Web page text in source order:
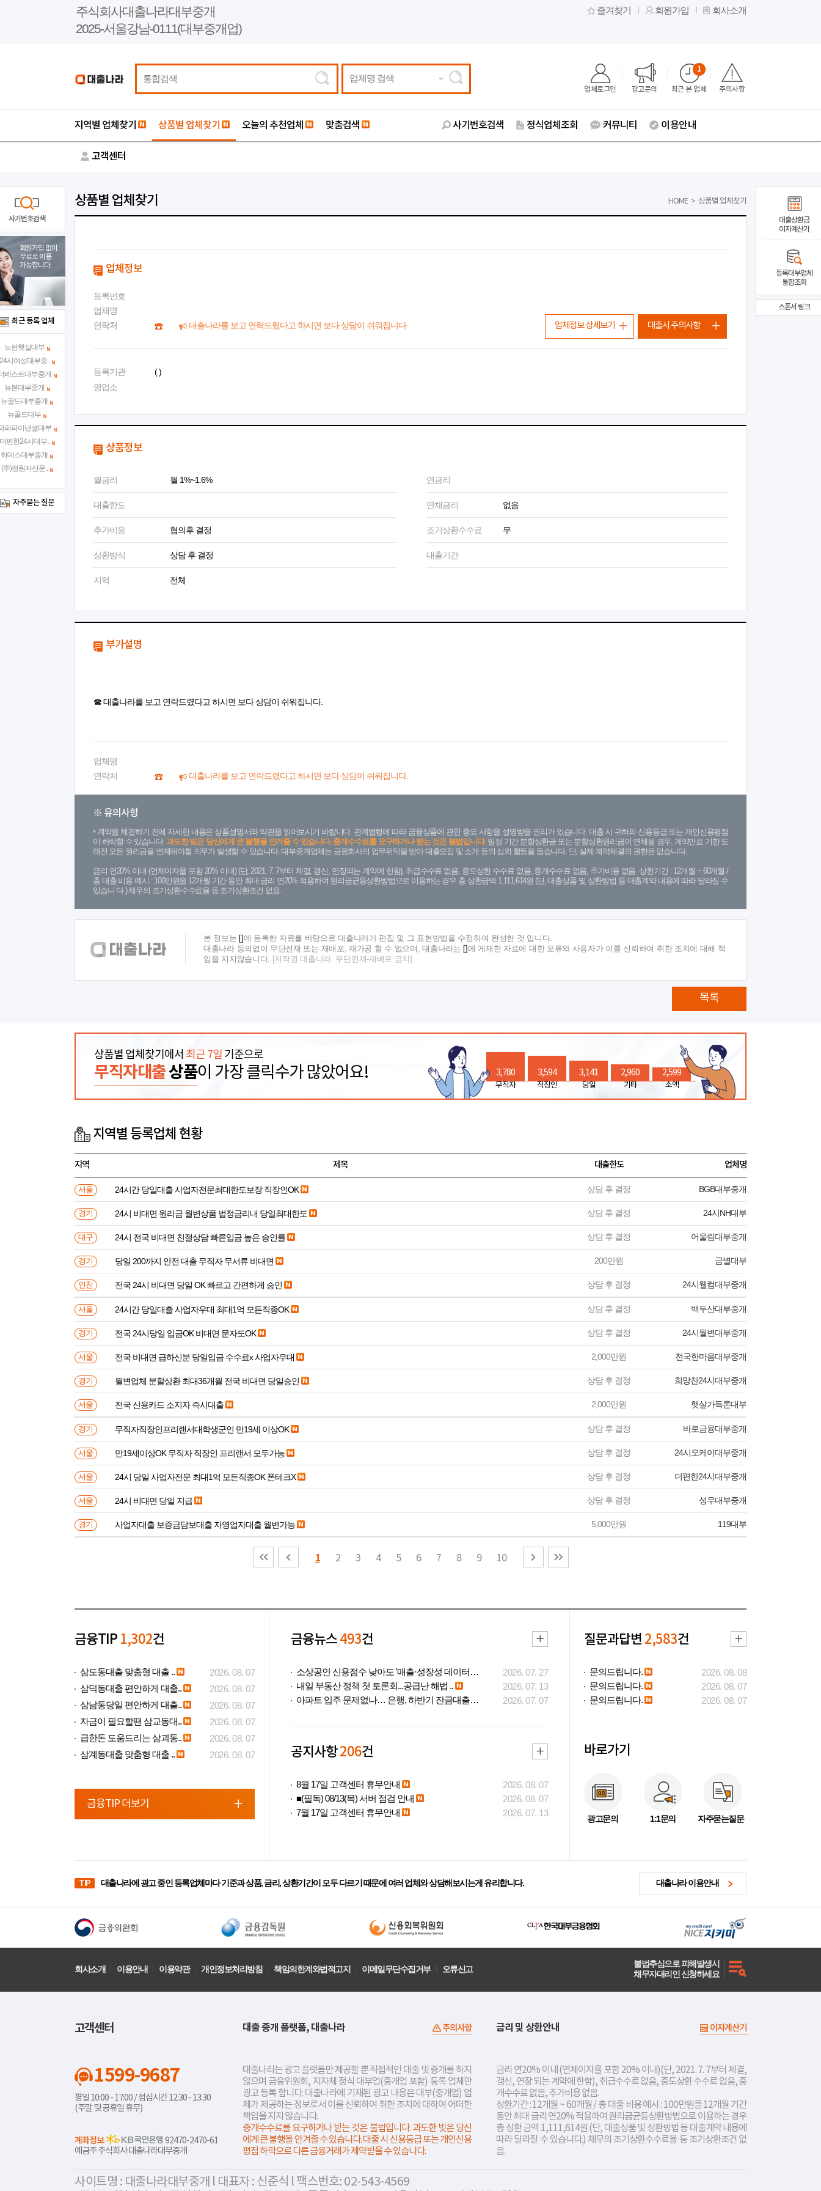
주식회사대출나라대부중개
2025-서울강남-0111(대부중개업)
즐겨찾기 회원가입 회사소개
업체명 검색
업체로그인 광고문의 최근 본 업체
1
주의사항
지역별 업체찾기 상품별 업체찾기 오늘의 추천업체 맞춤검색 사기번호검색 정식업체조회 커뮤니티 이용안내
고객센터
상품별 업체찾기 HOME > 상품별 업체찾기
업체정보
등록번호
업체명
연락처
대출나라를 보고 연락드렸다고 하시면 보다 상담이 쉬워집니다.
등록기관
( )
영업소
업체정보 상세보기 대출시 주의사항
상품정보
월금리 월 1%~1.6% 연금리
대출한도 연체금리 없음
추가비용 협의후 결정 조기상환수수료 무
상환방식 상담 후 결정 대출기간
지역 전체
부가설명
☎ 대출나라를 보고 연락드렸다고 하시면 보다 상담이 쉬워집니다.
업체명
연락처
대출나라를 보고 연락드렸다고 하시면 보다 상담이 쉬워집니다.
※ 유의사항
계약을 체결하기 전에 자세한 내용은 상품설명서와 약관을 읽어보시기 바랍니다. 관계법령에 따라 금융상품에 관한 중요 사항을 설명받을 권리가 있습니다. 대출 시 귀하의 신용등급 또는 개인신용평점
이 하락할 수 있습니다.과도한 빚은 당신에게 큰 불행을 안겨줄 수 있습니다. 중개수수료를 요구하거나 받는 것은 불법입니다.일정 기간 분할상환금 또는 분할상환원리금이 연체될 경우, 계약만료 기한 도
래전 모든 원리금을 변제해야할 의무가 발생할 수 있습니다. 대부중개업체는 금융회사의 업무위탁을 받아 대출모집 및 소개 등의 섭외 활동을 돕습니다. 단, 실제 계약체결의 권한은 없습니다.
금리 연20% 이내 (연체이자율 포함 20% 이내) (단, 2021. 7. 7부터 체결, 갱신, 연장되는 계약에 한함), 취급수수료 없음, 중도상환 수수료 없음, 중개수수료 없음, 추가비용 없음. 상환기간 : 12개월 ~ 60개월 /
총 대출 비용 예시 : 100만원을 12개월 기간 동안 최대 금리 연20% 적용하여 원리금균등상환방법으로 이용하는 경우 총 상환금액 1,111,614원 (단, 대출상품 및 상환방법 등 대출계약 내용에 따라 달라질 수
있습니 다.) 채무의 조기상환수수료율 등 조기상환조건 없음.
본 정보는
에 등록한 자료를 바탕으로 대출나라가 편집 및 그 표현방법을 수정하여 완성한 것 입니다.
대출나라 동의없이 무단전재 또는 재배포, 재가공 할 수 없으며, 대출나라는
에 게재한 자료에 대한 오류와 사용자가 이를 신뢰하여 취한 조치에 대해 책
임을 지지않습니다.
[저작권 대출나라. 무단전재-재배포 금지]
목록
상품별 업체찾기에서 최근 7일 기준으로
무직자대출상품이 가장 클릭수가 많았어요! 3,780
무직자
3,594
직장인
3,141
당일
2,960
기타
2,599
소액
지역별 등록업체 현황
지역 제목 대출한도 업체명
서울 24시간 당일대출 사업자전문최대한도보장 직장인OK 상담 후 결정 BGB대부중개
경기 24시 비대면 원리금 월변상품 법정금리내 당일최대한도 상담 후 결정 24시NH대부
대구 24시 전국 비대면 친절상담 빠른입금 높은 승인률 상담 후 결정 어울림대부중개
경기 당일 200까지 안전 대출 무직자 무서류 비대면 200만원 금별대부
인천 전국 24시 비대면 당일 OK 빠르고 간편하게 승인 상담 후 결정 24시웰컴대부중개
서울 24시간 당일대출 사업자우대 최대1억 모든직종OK 상담 후 결정 백두산대부중개
경기 전국 24시당일 입금OK 비대면 문자도OK 상담 후 결정 24시월변대부중개
서울 전국 비대면 급하신분 당일입금 수수료x 사업자우대 2,000만원 전국한마음대부중개
경기 월변업체 분할상환 최대36개월 전국 비대면 당일승인 상담 후 결정 희망찬24시대부중개
서울 전국 신용카드 소지자 즉시대출 2,000만원 햇살가득론대부
경기 무직자직장인프리랜서대학생군인 만19세 이상OK 상담 후 결정 바로금융대부중개
서울 만19세이상OK 무직자 직장인 프리랜서 모두가능 상담 후 결정 24시오케이대부중개
서울 24시 당일 사업자전문 최대1억 모든직종OK 폰테크X 상담 후 결정 더편한24시대부중개
서울 24시 비대면 당일 지급 상담 후 결정 성우대부중개
경기 사업자대출 보증금담보대출 자영업자대출 월변가능 5,000만원 119대부
1 2 3 4 5 6 7 8 9 10
사기번호검색
회원가입 없이
무료로 이용
가능합니다.
최근 등록 업체
노란햇살대부
시여성대부중..
베스트대부중개
뉴본대부중개
뉴골드대부중개
뉴골드대부
파파이낸셜대부
편한24시대부..
하데스대부중개
(주)정원자산운..
자주묻는 질문
대출상환금
이자계산기
등록대부업체
통합조회
스폰서 링크
금융TIP 1,302건
삼도동대출 맞춤형 대출 ..
2026. 08. 07
삼덕동대출 편안하게 대출..
2026. 08. 07
삼남동당일 편안하게 대출..
2026. 08. 07
자금이 필요할땐 삼교동대..
2026. 08. 07
급한돈 도움드리는 삼괴동..
2026. 08. 07
삼계동대출 맞춤형 대출 ..
2026. 08. 07
금융TIP 더보기
금융뉴스493건
소상공인 신용점수 낮아도 '매출·성장성 데이터..
2026. 07. 27
내일 부동산 정책 첫 토론회...공급난 해법 ..
2026. 07. 13
아파트 입주 문제없나… 은행, 하반기 잔금대출..
2026. 07. 07
공지사항206건
8월 17일 고객센터 휴무안내
2026. 08. 07
■(필독) 08/13(목) 서버 점검 안내
2026. 08. 07
7월 17일 고객센터 휴무안내
2026. 07. 13
질문과답변 2,583건
문의드립니다.
2026. 08. 08
문의드립니다.
2026. 08. 07
문의드립니다.
2026. 08. 07
바로가기
광고문의 1:1문의 자주묻는질문
TIP 대출나라에 광고 중인 등록업체마다 기준과 상품, 금리, 상환기간이 모두 다르기 때문에 여러 업체와 상담해보시는게 유리합니다. 대출나라 이용안내
회사소개 이용안내 이용약관 개인정보처리방침 책임의한계와법적고지 이메일무단수집거부 오류신고
불법추심으로 피해발생시
채무자대리인 신청하세요
고객센터
1599-9687
평일 10:00 - 17:00 / 점심시간 12:30 - 13:30
(주말 및 공휴일 휴무)
계좌정보
92470-2470-61
예금주 주식회사 대출나라대부중개
대출 중개 플랫폼, 대출나라 주의사항
대출나라는 광고 플랫폼만 제공할 뿐 직접적인 대출 및 중개를 하지
않으며 금융위원회, 지자체 정식 대부업(중개업 포함) 등록 업체만
광고 등록 합니다. 대출나라에 기재된 광고 내용은 대부(중개업) 업
체가 제공하는 정보로서 이를 신뢰하여 취한 조치에 대하여 어떠한
책임을 지지 않습니다.
중개수수료를 요구하거나 받는 것은 불법입니다. 과도한 빚은 당신
에게 큰 불행을 안겨줄 수 있습니다. 대출 시 신용등급 또는 개인신용
평점 하락으로 다른 금융거래가 제약받을 수 있습니다.
금리 및 상환안내 이자계산기
금리 연20% 이내 (연체이자율 포함 20% 이내)(단, 2021. 7. 7부터 체결,
갱신, 연장 되는 계약에 한함), 취급수수료 없음, 중도상환 수수료 없음, 중
개수수료 없음, 추가비용 없음.
상환기간 : 12개월 ~ 60개월 / 총 대출 비용 예시 : 100만원을 12개월 기간
동안 최대 금리 연20% 적용하여 원리금균등상환방법으로 이용하는 경우
총 상환 금액 1,111,614원 (단, 대출상품 및 상환방법 등 대출계약 내용에
따라 달라질 수 있습니다.) 채무의 조기상환수수료율 등 조기상환조건 없
음.
사이트명 : 대출나라대부중개 l 대표자 : 신준식 l 팩스번호: 02-543-4569